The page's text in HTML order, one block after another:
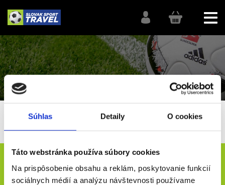
Súhlas Detaily O cookies
Táto webstránka používa súbory cookies
Na prispôsobenie obsahu a reklám, poskytovanie funkcií
sociálnych médií a analýzu návštevnosti používame
SlovakSportTravel MS 2026 - Futbal
Novinky e-mailom
ODOSLAŤ